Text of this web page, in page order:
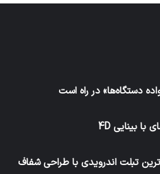
تبلت اندرویدی با طراحی شفاف